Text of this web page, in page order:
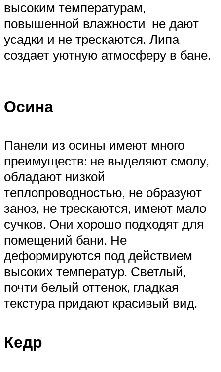
высоким температурам,
повышенной влажности, не дают
усадки и не трескаются. Липа
создает уютную атмосферу в бане.
Осина
Панели из осины имеют много
преимуществ: не выделяют смолу,
обладают низкой
теплопроводностью, не образуют
заноз, не трескаются, имеют мало
сучков. Они хорошо подходят для
помещений бани. Не
деформируются под действием
высоких температур. Светлый,
почти белый оттенок, гладкая
текстура придают красивый вид.
Кедр